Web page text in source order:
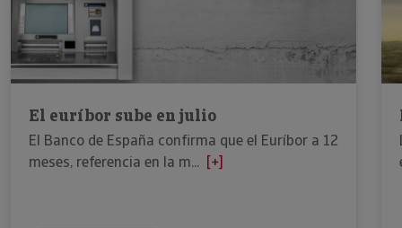
El euríbor sube en julio
El Banco de España confirma que el Euríbor a 12
meses, referencia en la m... [+]